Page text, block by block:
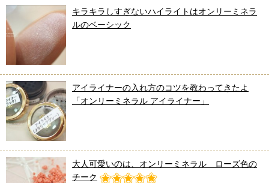
キラキラしすぎないハイライトはオンリーミネラ
ルのベーシック
アイライナーの入れ方のコツを教わってきたよ
「オンリーミネラル アイライナー」
大人可愛いのは、オンリーミネラル ローズ色の
チーク